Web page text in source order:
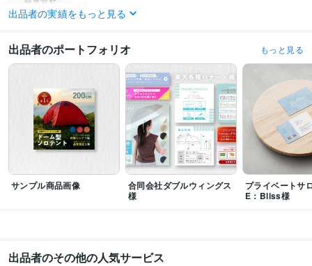
デザイン制作 WEBデザイン・WEB画像作成
語学力
出品者の実績をもっと見る
出品者のポートフォリオ もっと見る
サンプル商品画像
合同会社ダブルウィングス
様
プライベート
E：Bliss様
出品者のその他の人気サービス